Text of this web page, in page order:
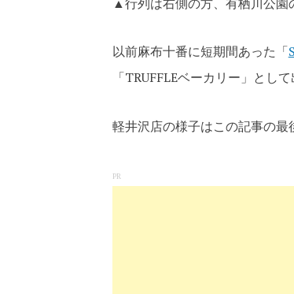
以前麻布十番に短期間あった「
「TRUFFLEベーカリー」とし
軽井沢店の様子はこの記事の最
PR